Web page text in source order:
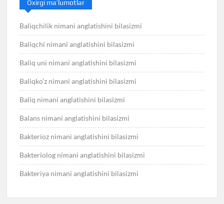
Oxirgi ma’lumotlar
Baliqchilik nimani anglatishini bilasizmi
Baliqchi nimani anglatishini bilasizmi
Baliq uni nimani anglatishini bilasizmi
Baliqko’z nimani anglatishini bilasizmi
Baliq nimani anglatishini bilasizmi
Balans nimani anglatishini bilasizmi
Bakterioz nimani anglatishini bilasizmi
Bakteriolog nimani anglatishini bilasizmi
Bakteriya nimani anglatishini bilasizmi